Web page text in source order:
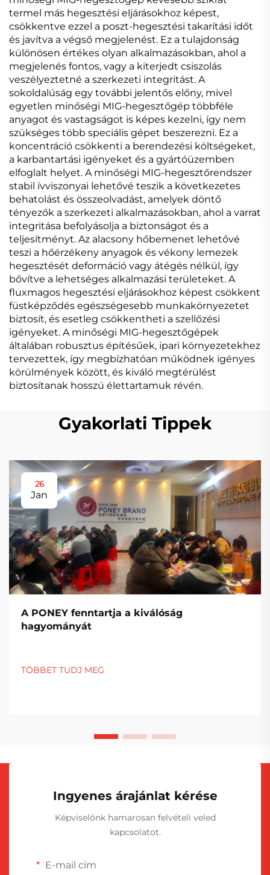
termel más hegesztési eljárásokhoz képest,
csökkentve ezzel a poszt-hegesztési takarítási időt
és javítva a végső megjelenést. Ez a tulajdonság
különösen értékes olyan alkalmazásokban, ahol a
megjelenés fontos, vagy a kiterjedt csiszolás
veszélyeztetné a szerkezeti integritást. A
sokoldalúság egy további jelentős előny, mivel
egyetlen minőségi MIG-hegesztőgép többféle
anyagot és vastagságot is képes kezelni, így nem
szükséges több speciális gépet beszerezni. Ez a
koncentráció csökkenti a berendezési költségeket,
a karbantartási igényeket és a gyártóüzemben
elfoglalt helyet. A minőségi MIG-hegesztőrendszer
stabil ívviszonyai lehetővé teszik a következetes
behatolást és összeolvadást, amelyek döntő
tényezők a szerkezeti alkalmazásokban, ahol a varrat
integritása befolyásolja a biztonságot és a
teljesítményt. Az alacsony hőbemenet lehetővé
teszi a hőérzékeny anyagok és vékony lemezek
hegesztését deformáció vagy átégés nélkül, így
bővítve a lehetséges alkalmazási területeket. A
fluxmagos hegesztési eljárásokhoz képest csökkent
füstképződés egészségesebb munkakörnyezetet
biztosít, és esetleg csökkentheti a szellőzési
igényeket. A minőségi MIG-hegesztőgépek
általában robusztus építésűek, ipari környezetekhez
tervezettek, így megbízhatóan működnek igényes
körülmények között, és kiváló megtérülést
biztosítanak hosszú élettartamuk révén.
Gyakorlati Tippek
26
Jan
A PONEY fenntartja a kiválóság
hagyományát
TÖBBET TUDJ MEG
Ingyenes árajánlat kérése
Képviselőnk hamarosan felvételi veled
kapcsolatot.
E-mail cím